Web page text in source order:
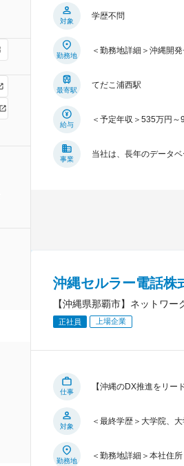
対象
学歴不問
勤務地
＜勤務地詳細＞沖縄開
最寄駅
てだこ浦西駅
給与
＜予定年収＞535万円
事業
当社は、長年のデータ
沖縄セルラー電話株
【沖縄県那覇市】ネットワ
正社員 上場企業
仕事
【沖縄のDX推進をリ
対象
＜最終学歴＞大学院、
勤務地
＜勤務地詳細＞本社住